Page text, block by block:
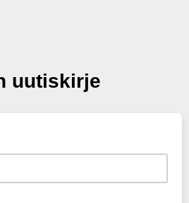
uutiskirje